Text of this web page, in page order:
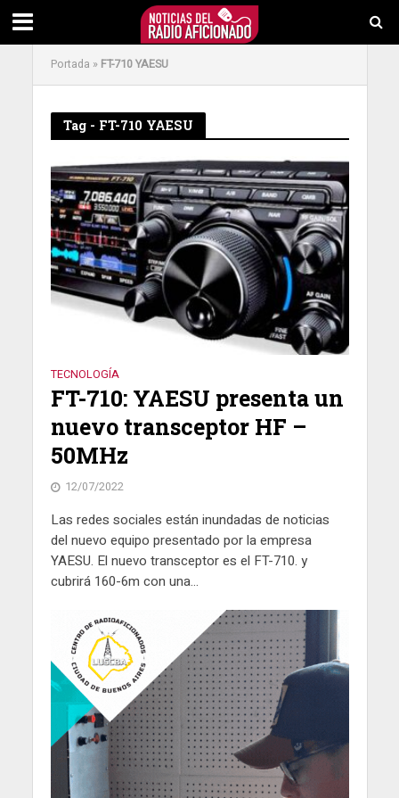
Portada » FT-710 YAESU
Tag - FT-710 YAESU
TECNOLOGÍA
FT-710: YAESU presenta un
nuevo transceptor HF –
50MHz
12/07/2022
Las redes sociales están inundadas de noticias
del nuevo equipo presentado por la empresa
YAESU. El nuevo transceptor es el FT-710. y
cubrirá 160-6m con una...